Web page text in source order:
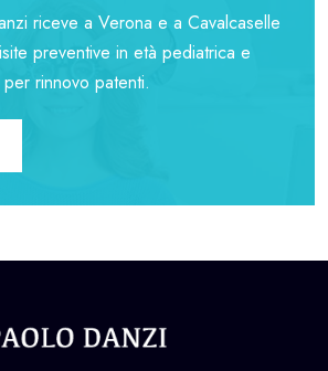
riceve a Verona e a Cavalcaselle
preventive in età pediatrica e
rinnovo patenti.